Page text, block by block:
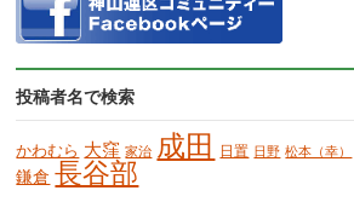
投稿者名で検索
かわむら 大窪 家治 成田 日置 日野 松本（幸）
鎌倉 長谷部